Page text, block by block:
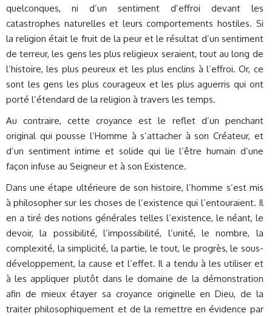
quelconques, ni d’un sentiment d’effroi devant les
catastrophes naturelles et leurs comportements hostiles. Si
la religion était le fruit de la peur et le résultat d’un sentiment
de terreur, les gens les plus religieux seraient, tout au long de
l’histoire, les plus peureux et les plus enclins à l’effroi. Or, ce
sont les gens les plus courageux et les plus aguerris qui ont
porté l’étendard de la religion à travers les temps.
Au contraire, cette croyance est le reflet d’un penchant
original qui pousse l’Homme à s’attacher à son Créateur, et
d’un sentiment intime et solide qui lie l’être humain d’une
façon infuse au Seigneur et à son Existence.
Dans une étape ultérieure de son histoire, l’homme s’est mis
à philosopher sur les choses de l’existence qui l’entouraient. Il
en a tiré des notions générales telles l’existence, le néant, le
devoir, la possibilité, l’impossibilité, l’unité, le nombre, la
complexité, la simplicité, la partie, le tout, le progrès, le sous-
développement, la cause et l’effet. Il a tendu à les utiliser et
à les appliquer plutôt dans le domaine de la démonstration
afin de mieux étayer sa croyance originelle en Dieu, de la
traiter philosophiquement et de la remettre en évidence par